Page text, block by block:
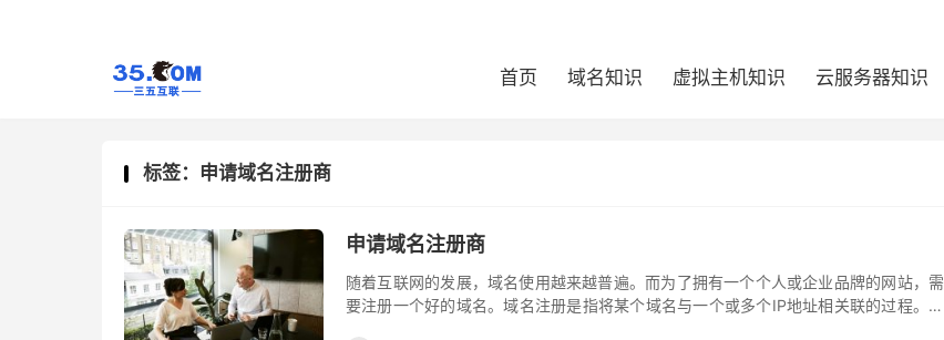
首页 域名知识 虚拟主机知识 云服务器知识
标签：申请域名注册商
申请域名注册商
随着互联网的发展，域名使用越来越普遍。而为了拥有一个个人或企业品牌的网站，需
要注册一个好的域名。域名注册是指将某个域名与一个或多个IP地址相关联的过程。这